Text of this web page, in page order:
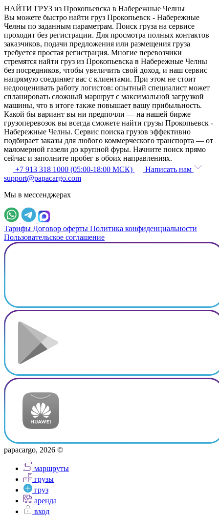
НАЙТИ ГРУЗ из Прокопьевска в Набережные Челны
Вы можете быстро найти груз Прокопьевск - Набережные
Челны по заданным параметрам. Поиск груза на сервисе
проходит без регистрации. Для просмотра полных контактов
заказчиков, подачи предложения или размещения груза
требуется простая регистрация. Многие перевозчики
стремятся найти груз из Прокопьевска в Набережные Челны
без посредников, чтобы увеличить свой доход, и наш сервис
напрямую соединяет вас с клиентами. При этом не стоит
недооценивать работу логистов: опытный специалист может
спланировать сложный маршрут с максимальной загрузкой
машины, что в итоге также повышает вашу прибыльность.
Какой бы вариант вы ни предпочли — на нашей бирже
грузоперевозок вы всегда сможете найти грузы Прокопьевск -
Набережные Челны. Сервис поиска грузов эффективно
подбирает заказы для любого коммерческого транспорта — от
маломерной газели до крупной фуры. Начните поиск прямо
сейчас и заполните пробег в обоих направлениях.
+7 913 318 1000 (05:00-18:00 МСК)
Написать нам
support@papacargo.com
Мы в мессенджерах
Тарифы Договор оферты Политика конфиденциальности
Пользовательское соглашение
papacargo, 2026 ©
маршруты
грузы
груз
аренда
вход